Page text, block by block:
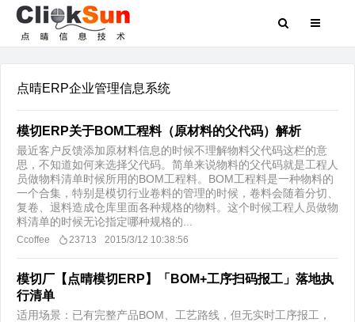
点晴ERP企业管理信息系统
模切ERP关于BOM工程料（原材料的父代码）解析
最近客户反馈添加原材料信息的时候不理解物料父代码这栏的意
思，不知道如何来选择父代码。简单来说物料的父代码就是工程人
员做物料清单时候所用的BOM工程料。BOM工程料是一种物料的
一个合集，特别是模切行业卷料的管理的时候，卷料会随着分切、
复卷、退料造成仓库里面各种规格的物料。这个时候工程人员做物
料清单的时候无论指定哪种规格的...
Ccoffee 23713 2015/3/12 10:38:56
模切厂【点晴模切ERP】「BOM+工序扫码报工」落地执
行清单
适用场景：已有完整产品BOM、工艺路线，但无实时工序报工，